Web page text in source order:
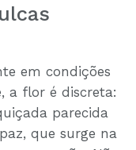
em condições
a flor é discreta:
parecida
que surge na